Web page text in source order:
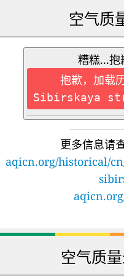
空气质
糟糕...抱
抱歉，加载
Sibirskaya
更多信息请
aqicn.org/historical/
空气质